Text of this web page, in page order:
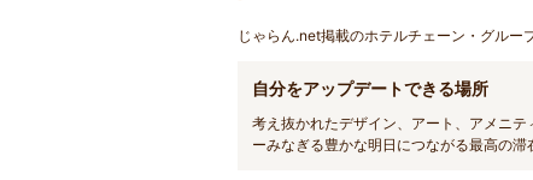
じゃらん.net掲載のホテルチェーン・グルー
自分をアップデートできる場所
考え抜かれたデザイン、アート、アメニ
ーみなぎる豊かな明日につながる最高の滞